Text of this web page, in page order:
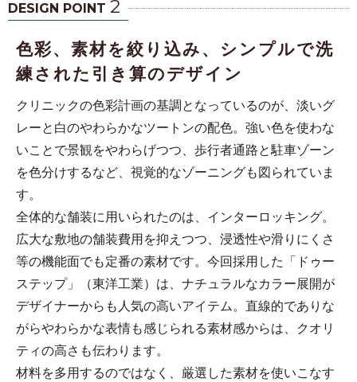
DESIGN POINT 2
色彩、素材を絞り込み、シンプルで洗
練された引き算のデザイン
クリニックの色彩計画の基調となっているのが、淡いグ
レーと白のやわらかなツートンの配色。強い色を使わな
いことで景観をやわらげつつ、歩行者通路と駐車ゾーン
を色分けするなど、視覚的なゾーニングも図られていま
す。
全体的な舗装に用いられたのは、インターロッキング。
広大な敷地の舗装費用を抑えつつ、浸透性や滑りにくさ
等の機能面でも定番の素材です。今回採用した「ドゥー
ステップ」（東洋工業）は、ナチュラルなカラー展開が
デザイナーからも人気の高いアイテム。直線的でありな
がらやわらかな表情も感じられる素材感からは、クオリ
ティの高さも伝わります。
材料を多用するのではなく、厳選した素材を使いこなす